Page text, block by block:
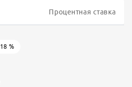
Процентная ставка
18 %